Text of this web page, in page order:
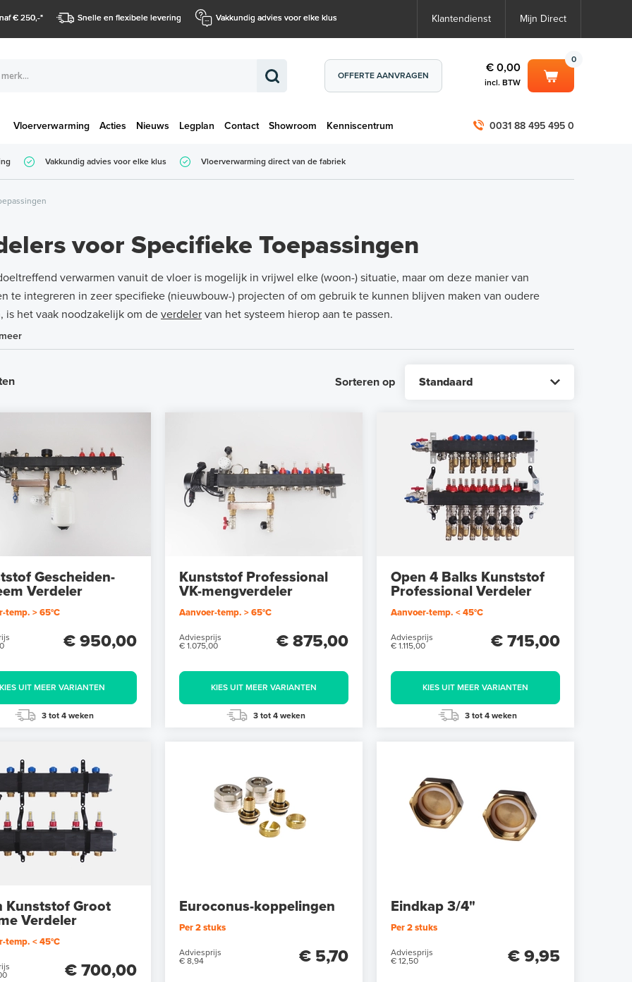
€ 250,-* Snelle en flexibele levering Vakkundig advies voor elke klus Klantendienst Mijn Direct
OFFERTE AANVRAGEN
0
€ 0,00
incl. BTW
Vloerverwarming Acties Nieuws Legplan Contact Showroom Kenniscentrum
€ 0,00 0031 88 495 495 0
Vakkundig advies voor elke klus Vloerverwarming direct van de fabriek
voor Specifieke Toepassingen
verwarmen vanuit de vloer is mogelijk in vrijwel elke (woon-) situatie, maar om deze manier van
te integreren in zeer specifieke (nieuwbouw-) projecten of om gebruik te kunnen blijven maken van oudere
is het vaak noodzakelijk om de verdeler van het systeem hierop aan te passen.
Sorteren op
Gescheiden-
Verdeler
temp. > 65°C
€ 950,00
KIES UIT MEER VARIANTEN
3 tot 4 weken
Kunststof Professional
VK-mengverdeler
Aanvoer-temp. > 65°C
Adviesprijs
€ 1.075,00
€ 875,00
KIES UIT MEER VARIANTEN
3 tot 4 weken
Open 4 Balks Kunststof
Professional Verdeler
Aanvoer-temp. < 45°C
Adviesprijs
€ 1.115,00
€ 715,00
KIES UIT MEER VARIANTEN
3 tot 4 weken
Kunststof Groot
Verdeler
temp. < 45°C
€ 700,00
Euroconus-koppelingen
Per 2 stuks
Adviesprijs
€ 8,94
€ 5,70
Eindkap 3/4"
Per 2 stuks
Adviesprijs
€ 12,50
€ 9,95